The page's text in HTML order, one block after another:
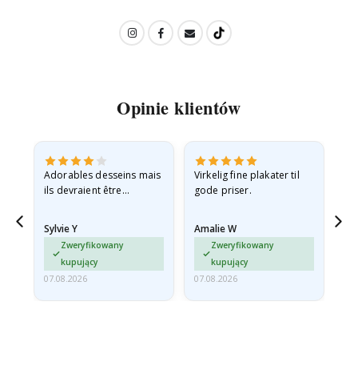
Opinie klientów
Adorables desseins mais
ils devraient être
enveloppe rigide car ils
sont arrivés roulés et un…
Sylvie Y
Zweryfikowany
kupujący
07.08.2026
Virkelig fine plakater til
gode priser.
Amalie W
Zweryfikowany
kupujący
07.08.2026